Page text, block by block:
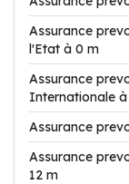
Assurance
l'Etat à 0 m
Assurance
Internationale
Assurance
Assurance
12 m